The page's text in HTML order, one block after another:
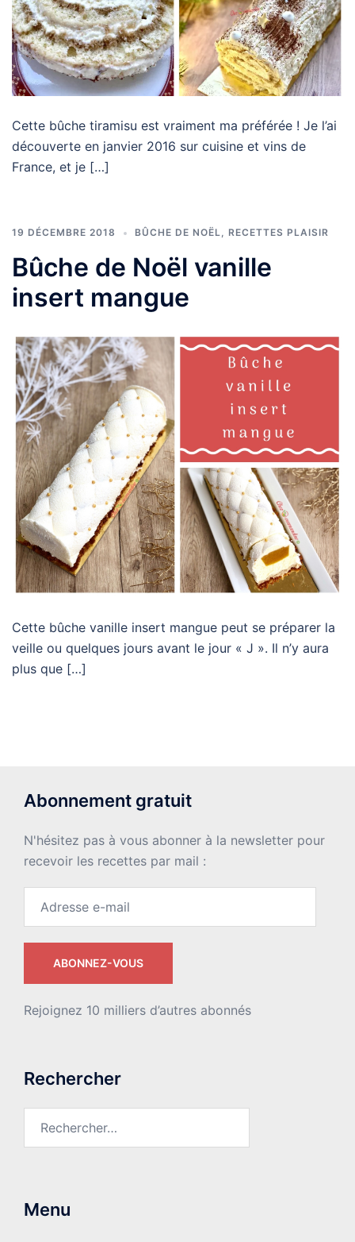
Cette bûche tiramisu est vraiment ma préférée ! Je l’ai
découverte en janvier 2016 sur cuisine et vins de
France, et je […]
19 DÉCEMBRE 2018 BÛCHE DE NOËL, RECETTES PLAISIR
Bûche de Noël vanille
insert mangue
Cette bûche vanille insert mangue peut se préparer la
veille ou quelques jours avant le jour « J ». Il n’y aura
plus que […]
Abonnement gratuit
N'hésitez pas à vous abonner à la newsletter pour
recevoir les recettes par mail :
ABONNEZ-VOUS
Rejoignez 10 milliers d’autres abonnés
Rechercher
Menu